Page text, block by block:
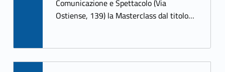
Comunicazione e Spettacolo (Via
Ostiense, 139) la Masterclass dal titolo…